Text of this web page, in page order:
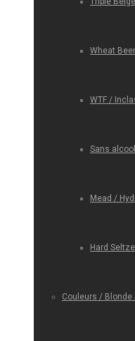
Wheat
WTF /
Sans alcool
Mead /
Hard
Couleurs /